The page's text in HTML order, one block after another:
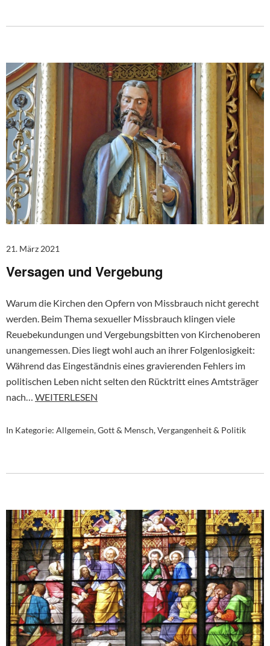
21. März 2021
Versagen und Vergebung
Warum die Kirchen den Opfern von Missbrauch nicht gerecht
werden. Beim Thema sexueller Missbrauch klingen viele
Reuebekundungen und Vergebungsbitten von Kirchenoberen
unangemessen. Dies liegt wohl auch an ihrer Folgenlosigkeit:
Während das Eingeständnis eines gravierenden Fehlers im
politischen Leben nicht selten den Rücktritt eines Amtsträger
nach… WEITERLESEN
In Kategorie: Allgemein,Gott & Mensch,Vergangenheit & Politik